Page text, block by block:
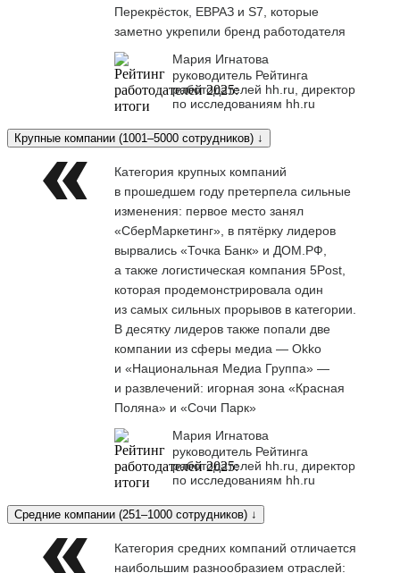
Перекрёсток, ЕВРАЗ и S7, которые
заметно укрепили бренд работодателя
Мария Игнатова
руководитель Рейтинга
работодателей hh.ru, директор
по исследованиям hh.ru
Крупные компании (1001–5000 сотрудников) ↓
Категория крупных компаний
в прошедшем году претерпела сильные
изменения: первое место занял
«СберМаркетинг», в пятёрку лидеров
вырвались «Точка Банк» и ДОМ.РФ,
а также логистическая компания 5Post,
которая продемонстрировала один
из самых сильных прорывов в категории.
В десятку лидеров также попали две
компании из сферы медиа — Okko
и «Национальная Медиа Группа» —
и развлечений: игорная зона «Красная
Поляна» и «Сочи Парк»
Мария Игнатова
руководитель Рейтинга
работодателей hh.ru, директор
по исследованиям hh.ru
Средние компании (251–1000 сотрудников) ↓
Категория средних компаний отличается
наибольшим разнообразием отраслей: